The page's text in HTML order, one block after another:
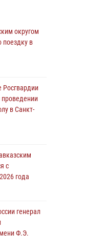
вооружения
в Пензе
участие в
троих
округом
поездку в
Росгвардии
проведении
в Санкт-
с
года
генерал
Ф.Э.